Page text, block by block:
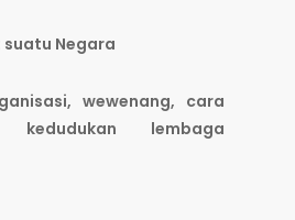
Negara
wewenang, cara
kedudukan lembaga